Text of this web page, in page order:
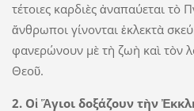
τέτοιες καρδιὲς ἀναπαύεται τὸ
ἄνθρωποι γίνονται ἐκλεκτὰ
φανερώνουν μὲ τὴ ζωὴ καὶ τὸν
Θεοῦ.
2. Οἱ Ἅγιοι δοξάζουν τὴν